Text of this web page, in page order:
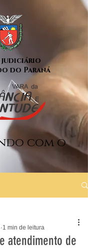
judiciário
do Paraná
com o
atendimento de
1 min de leitura